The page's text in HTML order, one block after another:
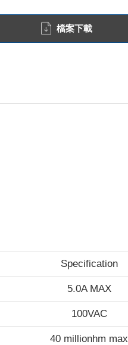
檔案下載
Specification
5.0A MAX
100VAC
40 millionhm max